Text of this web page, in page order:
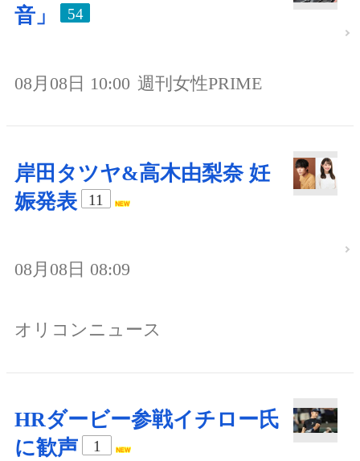
音」
54
08月08日 10:00 週刊女性PRIME
岸田タツヤ&高木由梨奈 妊
娠発表
11
08月08日 08:09
オリコンニュース
HRダービー参戦イチロー氏
に歓声
1